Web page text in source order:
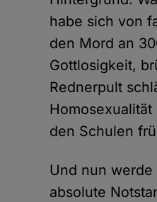
habe sich von
den Mord an
Gottlosigkeit,
Rednerpult
den Schulen
Und nun
absolute